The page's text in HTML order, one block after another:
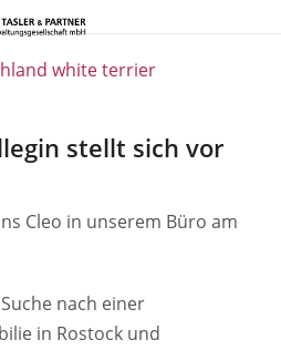
stellt sich vor
Cleo in unserem Büro am
nach einer
in Rostock und